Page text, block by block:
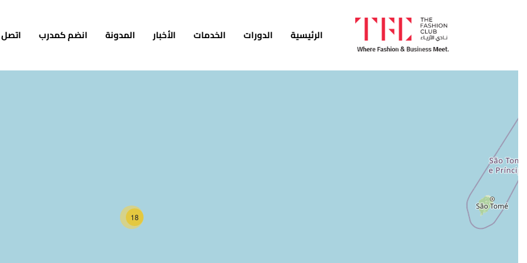
الرئيسية الدورات الخدمات الأخبار المدونة انضم كمدرب اتصل
الأخبار
المدونة
قصص النجاح
انضم كمدرب
18